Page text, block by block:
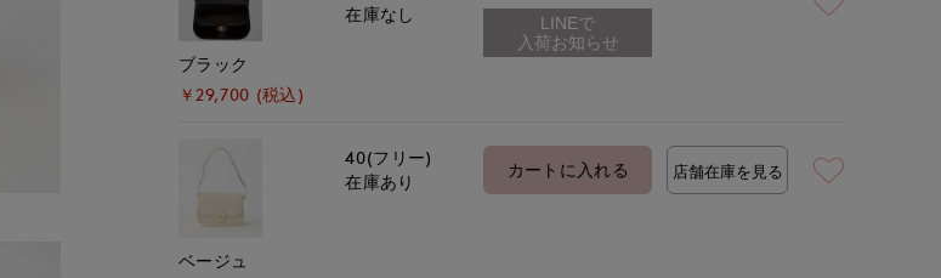
ブラック
￥29,700 (税込)
在庫なし
ベージュ
40(フリー)
在庫あり
カートに入れる 店舗在庫を見る